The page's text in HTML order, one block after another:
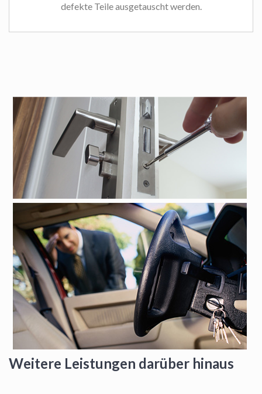
defekte Teile ausgetauscht werden.
Weitere Leistungen darüber hinaus